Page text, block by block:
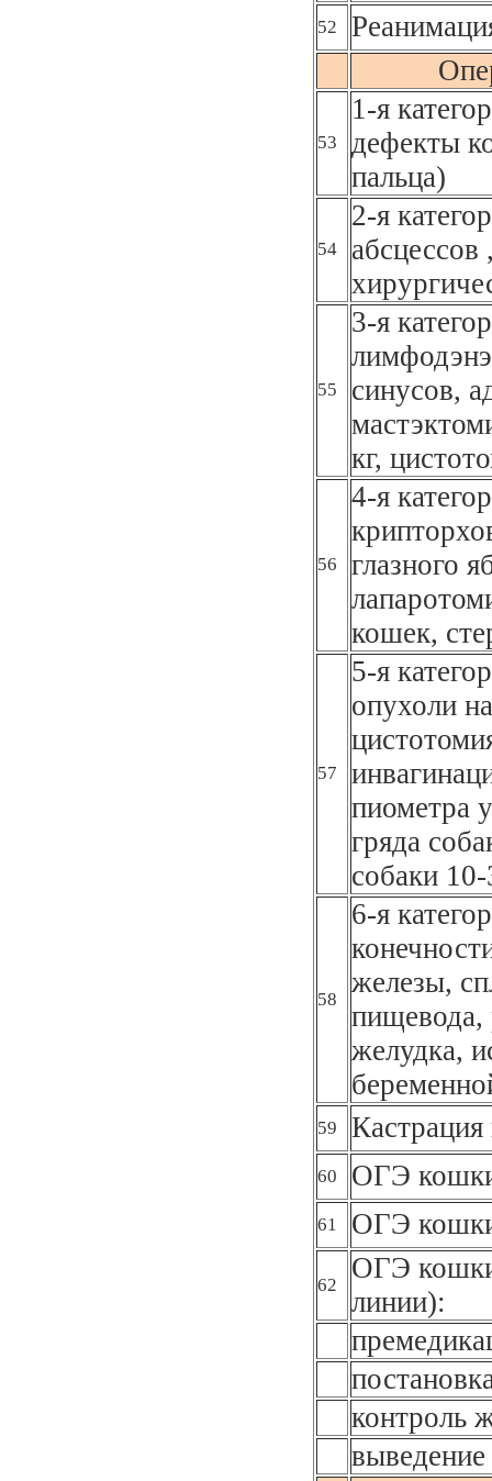
52
53
1-я
дефекты
пальца)
54
2-я
55
3-я
синусов,
кг,
56
4-я
глазного
кошек,
57
5-я
опухоли
пиометра
гряда
собаки
58
6-я
железы,
пищевода,
желудка,
59 Кастрация
60 ОГЭ
61 ОГЭ
62
ОГЭ
линии):
контроль
выведение